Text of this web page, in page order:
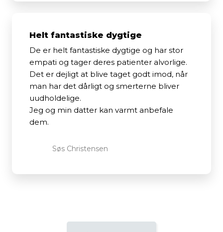
Helt fantastiske dygtige
De er helt fantastiske dygtige og har stor
empati og tager deres patienter alvorlige.
Det er dejligt at blive taget godt imod, når
man har det dårligt og smerterne bliver
uudholdelige.
Jeg og min datter kan varmt anbefale
dem.
Søs Christensen​